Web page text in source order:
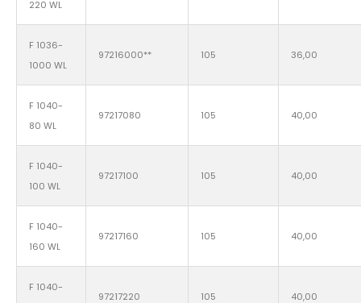
220 WL
F 1036-
1000 WL
97216000** 105 36,00
F 1040-
80 WL
97217080 105 40,00
F 1040-
100 WL
97217100 105 40,00
F 1040-
160 WL
97217160 105 40,00
F 1040-
97217220 105 40,00